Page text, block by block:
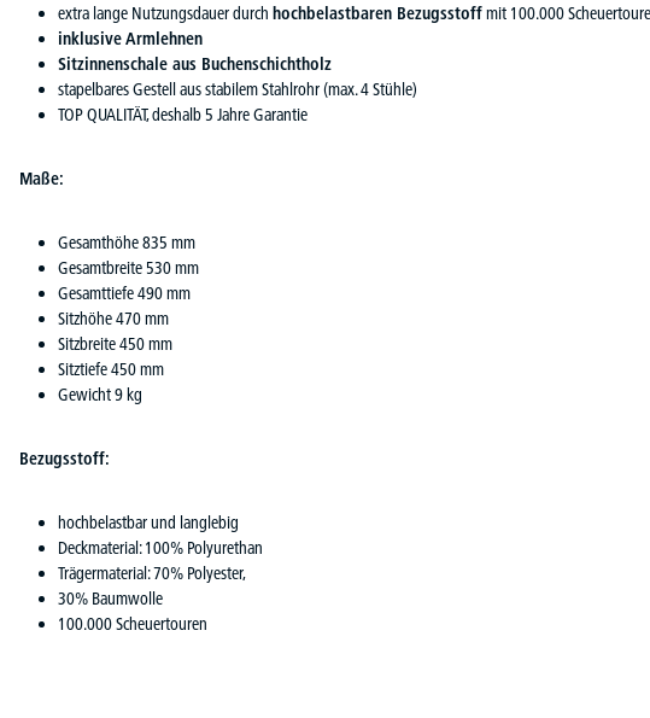
extra lange Nutzungsdauer durch hochbelastbaren Bezugsstoffmit 100.000
inklusive Armlehnen
Sitzinnenschale aus Buchenschichtholz
stapelbares Gestell aus stabilem Stahlrohr (max. 4 Stühle)
TOP QUALITÄT, deshalb 5 Jahre Garantie
Maße:
Gesamthöhe 835 mm
Gesamtbreite 530 mm
Gesamttiefe 490 mm
Sitzhöhe 470 mm
Sitzbreite 450 mm
Sitztiefe 450 mm
Gewicht 9 kg
Bezugsstoff:
hochbelastbar und langlebig
Deckmaterial: 100% Polyurethan
Trägermaterial: 70% Polyester,
30% Baumwolle
100.000 Scheuertouren